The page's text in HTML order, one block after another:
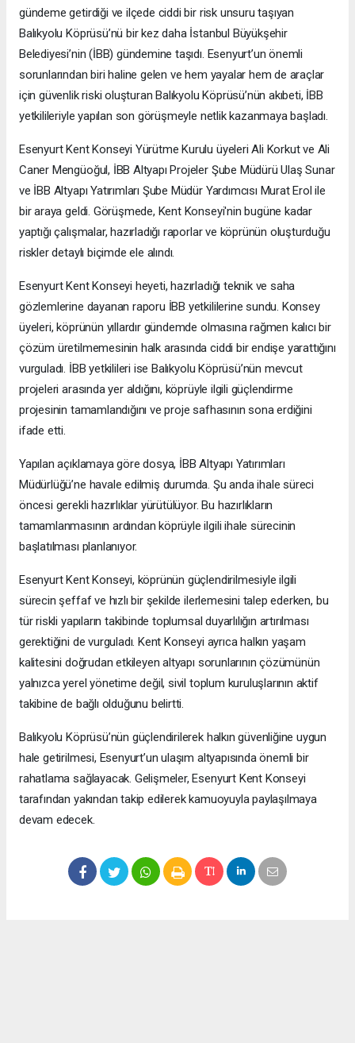
gündeme getirdiği ve ilçede ciddi bir risk unsuru taşıyan
Balıkyolu Köprüsü’nü bir kez daha İstanbul Büyükşehir
Belediyesi’nin (İBB) gündemine taşıdı. Esenyurt’un önemli
sorunlarından biri haline gelen ve hem yayalar hem de araçlar
için güvenlik riski oluşturan Balıkyolu Köprüsü’nün akıbeti, İBB
yetkilileriyle yapılan son görüşmeyle netlik kazanmaya başladı.
Esenyurt Kent Konseyi Yürütme Kurulu üyeleri Ali Korkut ve Ali
Caner Mengüoğul, İBB Altyapı Projeler Şube Müdürü Ulaş Sunar
ve İBB Altyapı Yatırımları Şube Müdür Yardımcısı Murat Erol ile
bir araya geldi. Görüşmede, Kent Konseyi'nin bugüne kadar
yaptığı çalışmalar, hazırladığı raporlar ve köprünün oluşturduğu
riskler detaylı biçimde ele alındı.
Esenyurt Kent Konseyi heyeti, hazırladığı teknik ve saha
gözlemlerine dayanan raporu İBB yetkililerine sundu. Konsey
üyeleri, köprünün yıllardır gündemde olmasına rağmen kalıcı bir
çözüm üretilmemesinin halk arasında ciddi bir endişe yarattığını
vurguladı. İBB yetkilileri ise Balıkyolu Köprüsü’nün mevcut
projeleri arasında yer aldığını, köprüyle ilgili güçlendirme
projesinin tamamlandığını ve proje safhasının sona erdiğini
ifade etti.
Yapılan açıklamaya göre dosya, İBB Altyapı Yatırımları
Müdürlüğü’ne havale edilmiş durumda. Şu anda ihale süreci
öncesi gerekli hazırlıklar yürütülüyor. Bu hazırlıkların
tamamlanmasının ardından köprüyle ilgili ihale sürecinin
başlatılması planlanıyor.
Esenyurt Kent Konseyi, köprünün güçlendirilmesiyle ilgili
sürecin şeffaf ve hızlı bir şekilde ilerlemesini talep ederken, bu
tür riskli yapıların takibinde toplumsal duyarlılığın artırılması
gerektiğini de vurguladı. Kent Konseyi ayrıca halkın yaşam
kalitesini doğrudan etkileyen altyapı sorunlarının çözümünün
yalnızca yerel yönetime değil, sivil toplum kuruluşlarının aktif
takibine de bağlı olduğunu belirtti.
Balıkyolu Köprüsü’nün güçlendirilerek halkın güvenliğine uygun
hale getirilmesi, Esenyurt’un ulaşım altyapısında önemli bir
rahatlama sağlayacak. Gelişmeler, Esenyurt Kent Konseyi
tarafından yakından takip edilerek kamuoyuyla paylaşılmaya
devam edecek.